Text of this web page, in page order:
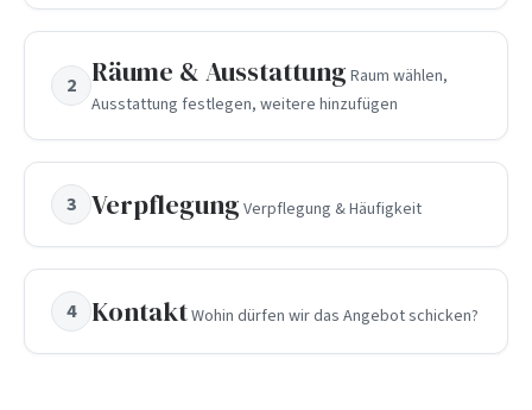
2 Räume & Ausstattung Raum wählen,
Ausstattung festlegen, weitere hinzufügen
3 Verpflegung Verpflegung & Häufigkeit
4 KontaktWohin dürfen wir das Angebot schicken?